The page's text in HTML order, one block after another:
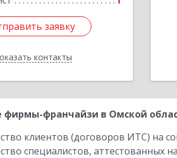
заявку
контакты
заявку
Назад
фирмы-франчайзи в Омской
клиентов (договоров ИТС) на
специалистов, аттестованных